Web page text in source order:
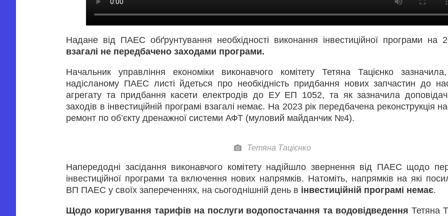
Надане від ПАЕС обґрунтування необхідності виконання інвестиційної програми на
взагалі не передбачено заходами програми.
Начальник управління економіки виконавчого комітету Тетяна Тацієнко
надісланому ПАЕС листі йдеться про необхідність придбання нових запчастин до
агрегату та придбання касети електродів до ЕУ ЕП 1052, та як зазначила
заходів в інвестиційній програмі взагалі немає. На 2023 рік передбачена реконструкція
ремонт по об’єкту дренажної системи АФТ (муловий майданчик №4).
Тетяна Тацієнко
Напередодні засідання виконавчого комітету надійшло звернення від ПАЕС щодо
інвестиційної програми та включення нових напрямків. Натоміть, напрямків на які
ВП ПАЕС у своїх запереченнях, на сьогоднішній день в інвестиційній програмі немає.
Щодо коригування тарифів на послуги водопостачання та водовідведення Тетяна